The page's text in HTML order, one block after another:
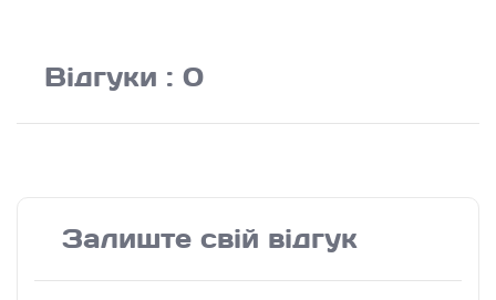
Відгуки : 0
Залиште свій відгук